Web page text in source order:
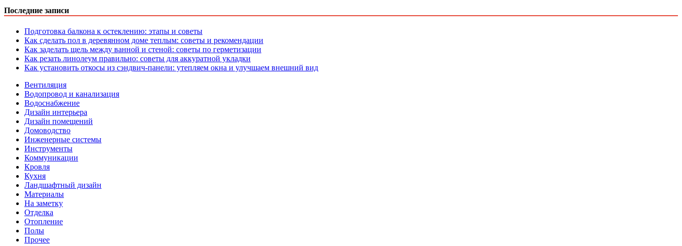
Последние записи
Подготовка балкона к остеклению: этапы и советы
Как сделать пол в деревянном доме теплым: советы и рекомендации
Как заделать щель между ванной и стеной: советы по герметизации
Как резать линолеум правильно: советы для аккуратной укладки
Как установить откосы из сэндвич-панели: утепляем окна и улучшаем внешний вид
Вентиляция
Водопровод и канализация
Водоснабжение
Дизайн интерьера
Дизайн помещений
Домоводство
Инженерные системы
Инструменты
Коммуникации
Кровля
Кухня
Ландшафтный дизайн
Материалы
На заметку
Отделка
Отопление
Полы
Прочее